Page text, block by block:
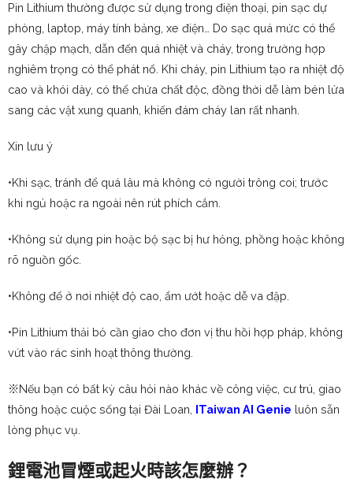
Pin Lithium thường được sử dụng trong điện thoại, pin sạc dự
phòng, laptop, máy tính bảng, xe điện… Do sạc quá mức có thể
gây chập mạch, dẫn đến quá nhiệt và cháy, trong trường hợp
nghiêm trọng có thể phát nổ. Khi cháy, pin Lithium tạo ra nhiệt độ
cao và khói dày, có thể chứa chất độc, đồng thời dễ làm bén lửa
sang các vật xung quanh, khiến đám cháy lan rất nhanh.
Xin lưu ý
•Khi sạc, tránh để quá lâu mà không có người trông coi; trước
khi ngủ hoặc ra ngoài nên rút phích cắm.
•Không sử dụng pin hoặc bộ sạc bị hư hỏng, phồng hoặc không
rõ nguồn gốc.
•Không để ở nơi nhiệt độ cao, ẩm ướt hoặc dễ va đập.
•Pin Lithium thải bỏ cần giao cho đơn vị thu hồi hợp pháp, không
vứt vào rác sinh hoạt thông thường.
※Nếu bạn có bất kỳ câu hỏi nào khác về công việc, cư trú, giao
thông hoặc cuộc sống tại Đài Loan, ITaiwan AI Genie luôn sẵn
lòng phục vụ.
鋰電池冒煙或起火時該怎麼辦？